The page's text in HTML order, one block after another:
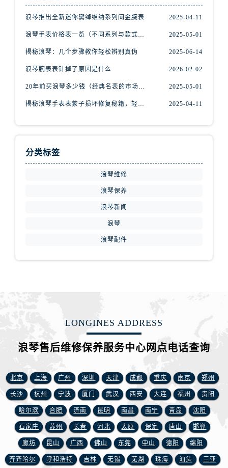
福建省莆田市城厢区霞林街道荔华东大道浪琴售后服务中心（需提前预约）
江苏省南京市秦淮区中山南路1号南京中心22层22-C1-C3室浪琴售后服务中心（需提前预约）
江苏省泰州市海陵区永定东路399号置地商务中心东塔（华润万象城）17层1706室浪琴售后服务中心（需提前预约）
江苏省徐州市鼓楼区淮海东路29号苏宁广场IFC国际金融中心35层3508室浪琴售后服务中心（需提前预约）
江苏省盐城市盐都区世纪大道5号盐城金融城写字楼1号楼16层1604室浪琴售后服务中心（需提前预约）
江苏省扬州市邗江区国展路29号星耀天地写字楼1号楼18层1803室浪琴售后服务中心（需提前预约）
江苏省镇江市京口区中山东路浪琴售后服务中心（需提前预约）
江西省抚州市临川区赣东大道浪琴售后服务中心（需提前预约）
江西省赣州市章贡区文清路浪琴售后服务中心（需提前预约）
浪琴推出全新迷你黛绰维纳系列间金腕表 2025-04-11
浪琴手表价格表一览（不同系列与款式的价格区间） 2025-05-01
揭秘浪琴：几个步骤教你轻松辨别真伪 2025-06-14
浪琴腕表表针掉了原因是什么 2026-02-02
20年前买浪琴多少钱（经典名表的市场价值回顾） 2025-05-01
揭秘浪琴手表表蒙子损坏修复秘籍，轻松重获透明之美！ 2025-04-11
分类标签
浪琴维修
浪琴保养
浪琴新闻
浪琴
浪琴配件
LONGINES ADDRESS
浪琴售后维修保养服务中心网点电话查询
北京 上海 广州 深圳 天津 成都 重庆 南京 郑州
长沙 杭州 宁波 厦门 武汉 西安 大连 福州 贵阳
哈尔滨 合肥 济南 昆明 南昌 南宁 青岛 沈阳
石家庄 苏州 长春 河北 太原 保定 唐山 邯郸
廊坊 昆山 广西 佛山 东莞 中山 德阳 绵阳
齐齐哈尔 呼和浩特 吉林 无锡 芜湖 珠海 汕头 三亚